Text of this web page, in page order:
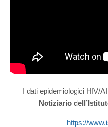
I dati epidemiologici HIV/
Notiziario
https://